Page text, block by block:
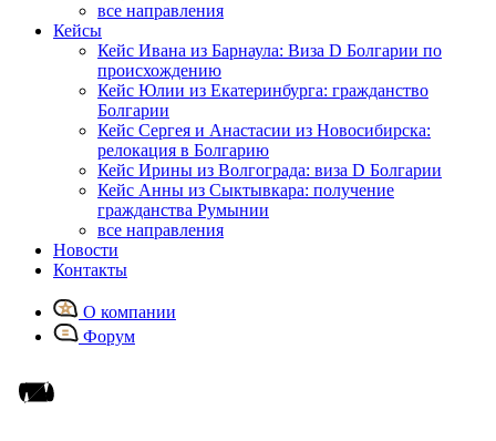
все направления
Кейсы
Кейс Ивана из Барнаула: Виза D Болгарии по
происхождению
Кейс Юлии из Екатеринбурга: гражданство
Болгарии
Кейс Сергея и Анастасии из Новосибирска:
релокация в Болгарию
Кейс Ирины из Волгограда: виза D Болгарии
Кейс Анны из Сыктывкара: получение
гражданства Румынии
все направления
Новости
Контакты
О компании
Форум